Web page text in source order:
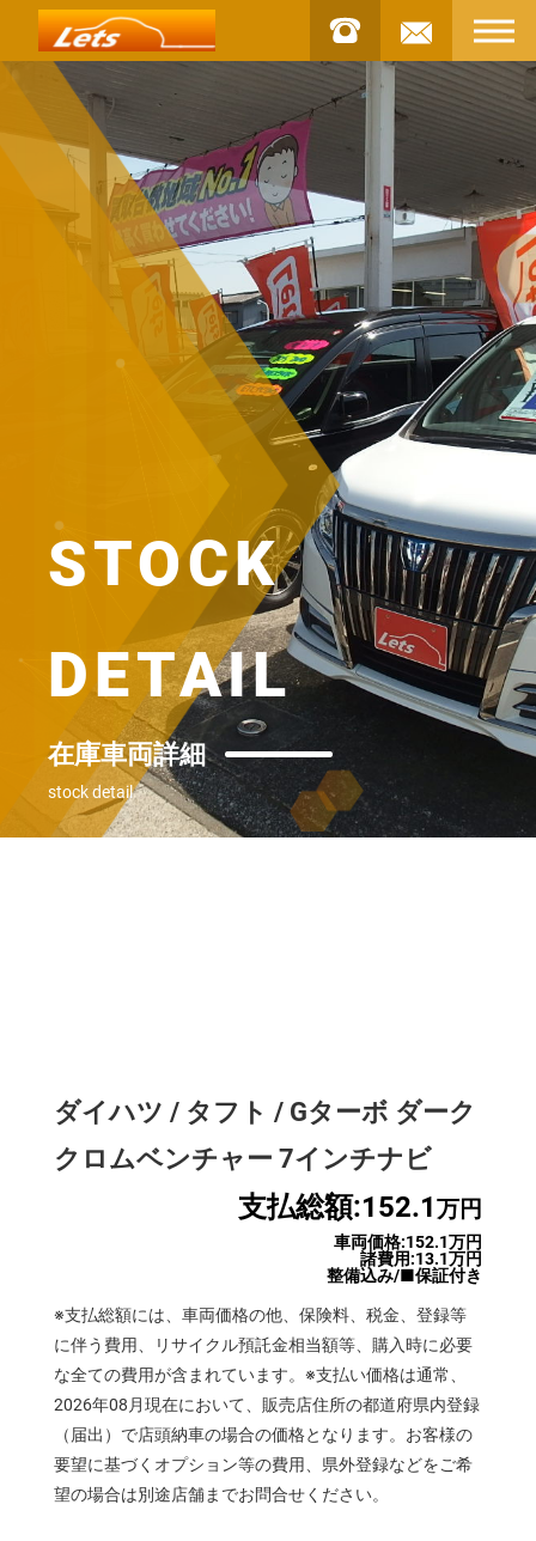
STOCK
DETAIL
在庫車両詳細
stock detail
ダイハツ / タフト / Gターボ ダーク
クロムベンチャー 7インチナビ
支払総額:152.1万円
車両価格:152.1万円
諸費用:13.1万円
整備込み/■保証付き
※支払総額には、車両価格の他、保険料、税金、登録等
に伴う費用、リサイクル預託金相当額等、購入時に必要
な全ての費用が含まれています。※支払い価格は通常、
2026年08月現在において、販売店住所の都道府県内登録
（届出）で店頭納車の場合の価格となります。お客様の
要望に基づくオプション等の費用、県外登録などをご希
望の場合は別途店舗までお問合せください。
お問合せ
STOCK
車両
INSTAGRAM
インスタグラム